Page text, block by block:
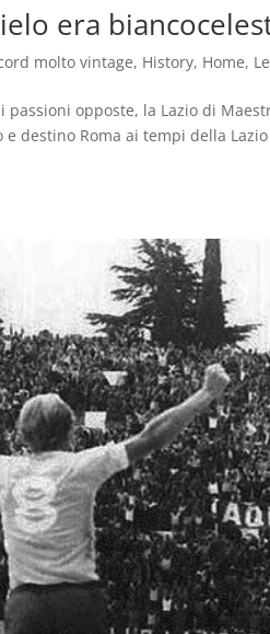
era
molto vintage, History, Home,
passioni opposte, la Lazio di
destino Roma ai tempi della